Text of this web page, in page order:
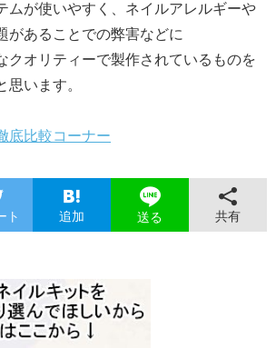
ムが使いやすく、ネイルアレルギーや
があることでの弊害などに
クオリティーで製作されているものを
思います。
底比較コーナー
ト 追加 送る 共有